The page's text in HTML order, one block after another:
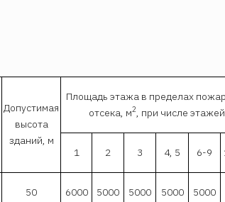
Допустимая
высота
зданий, м
Площадь этажа в пределах
отсека, м2, при числе этажей
1 2 3 4, 5 6-9
50 6000 5000 5000 5000 5000